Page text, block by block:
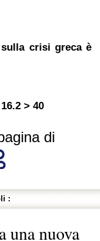
crisi greca è
> 40
di
:
una nuova